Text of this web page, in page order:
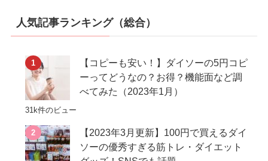
人気記事ランキング（総合）
【コピーも安い！】ダイソーの5円コピ
ーってどうなの？お得？機能面など調
べてみた（2023年1月）
31k件のビュー
【2023年3月更新】100円で買えるダイ
ソーの優秀すぎる筋トレ・ダイエット